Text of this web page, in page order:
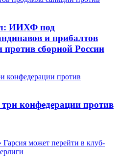
ИИХФ под
и прибалтов
против сборной России
конфедерации против